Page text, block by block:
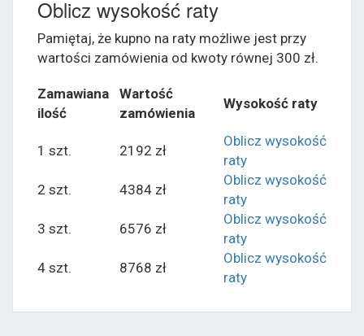
Oblicz wysokość raty
Pamiętaj, że kupno na raty możliwe jest przy
wartości zamówienia od kwoty równej 300 zł.
Zamawiana
ilość
Wartość
zamówienia
Wysokość raty
1 szt. 2192 zł
Oblicz wysokość
raty
2 szt.
4384 zł
Oblicz wysokość
raty
3 szt.
6576 zł
Oblicz wysokość
raty
4 szt.
8768 zł
Oblicz wysokość
raty